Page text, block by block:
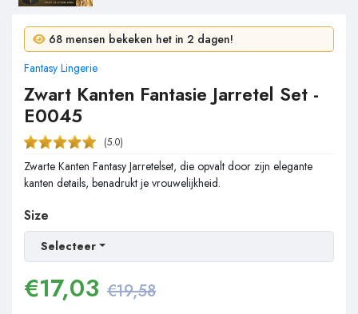
3 mensen kochten in 24 uur!
68 mensen bekeken het in 2 dagen!
Fantasy Lingerie
Zwart Kanten Fantasie Jarretel Set -
E0045
(5.0)
Zwarte Kanten Fantasy Jarretelset, die opvalt door zijn elegante
kanten details, benadrukt je vrouwelijkheid.
Size
Selecteer
€17,03 €19,58